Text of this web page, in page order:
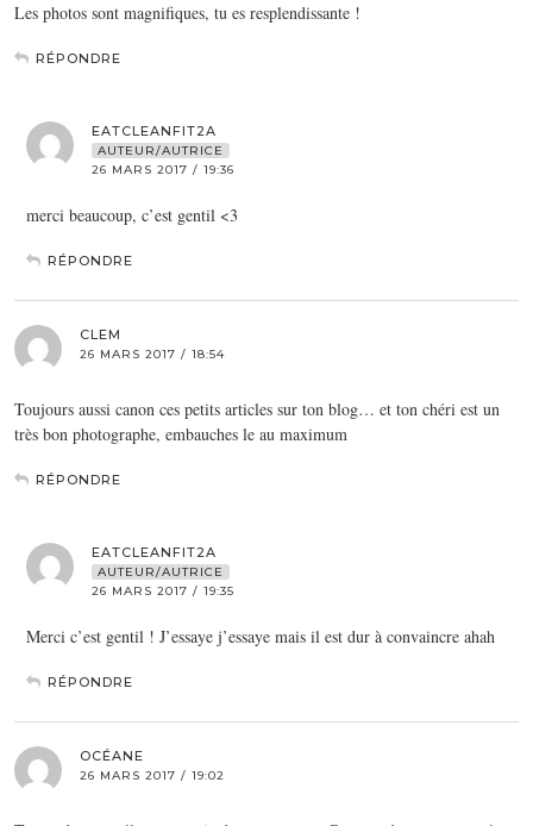
Les photos sont magnifiques, tu es resplendissante !
RÉPONDRE
EATCLEANFIT2A
AUTEUR/AUTRICE
26 MARS 2017 / 19:36
merci beaucoup, c’est gentil <3
RÉPONDRE
CLEM
26 MARS 2017 / 18:54
Toujours aussi canon ces petits articles sur ton blog… et ton chéri est un
très bon photographe, embauches le au maximum
RÉPONDRE
EATCLEANFIT2A
AUTEUR/AUTRICE
26 MARS 2017 / 19:35
Merci c’est gentil ! J’essaye j’essaye mais il est dur à convaincre ahah
RÉPONDRE
OCÉANE
26 MARS 2017 / 19:02